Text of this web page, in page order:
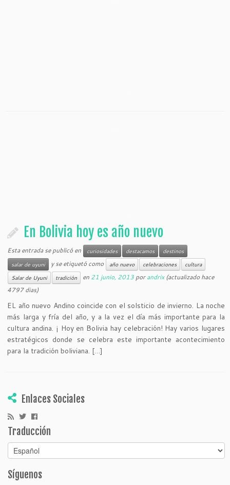
En Bolivia hoy es año nuevo
Esta entrada se publicó en curiosidades destacamos
destinos
salar de uyuni
y se etiquetó como año nuevo celebraciones
cultura
Salar de Uyuni
tradición en 21 junio, 2013 porandrix(actualizado hace
4797 dias)
EL año nuevo Andino coincide con el solsticio de invierno. La noche
más larga y fría del año, y a la vez el día más importante para la
cultura andina. ¡ Hoy en Bolivia hay celebración! Hay varios lugares
estratégicos donde se celebra este importante acontecimiento
para la tradición boliviana. […]
Enlaces Sociales
Traducción
Síguenos